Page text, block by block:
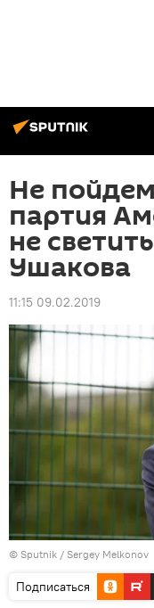
Не
партия
не
Ушакова
11:15 09.02.2019
© Sputnik / Sergey Melkonov
Подписаться